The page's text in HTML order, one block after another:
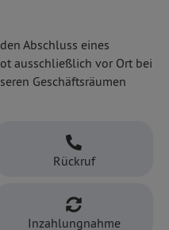
Abschluss eines
ausschließlich vor Ort bei
Geschäftsräumen
Rückruf
Inzahlungnahme